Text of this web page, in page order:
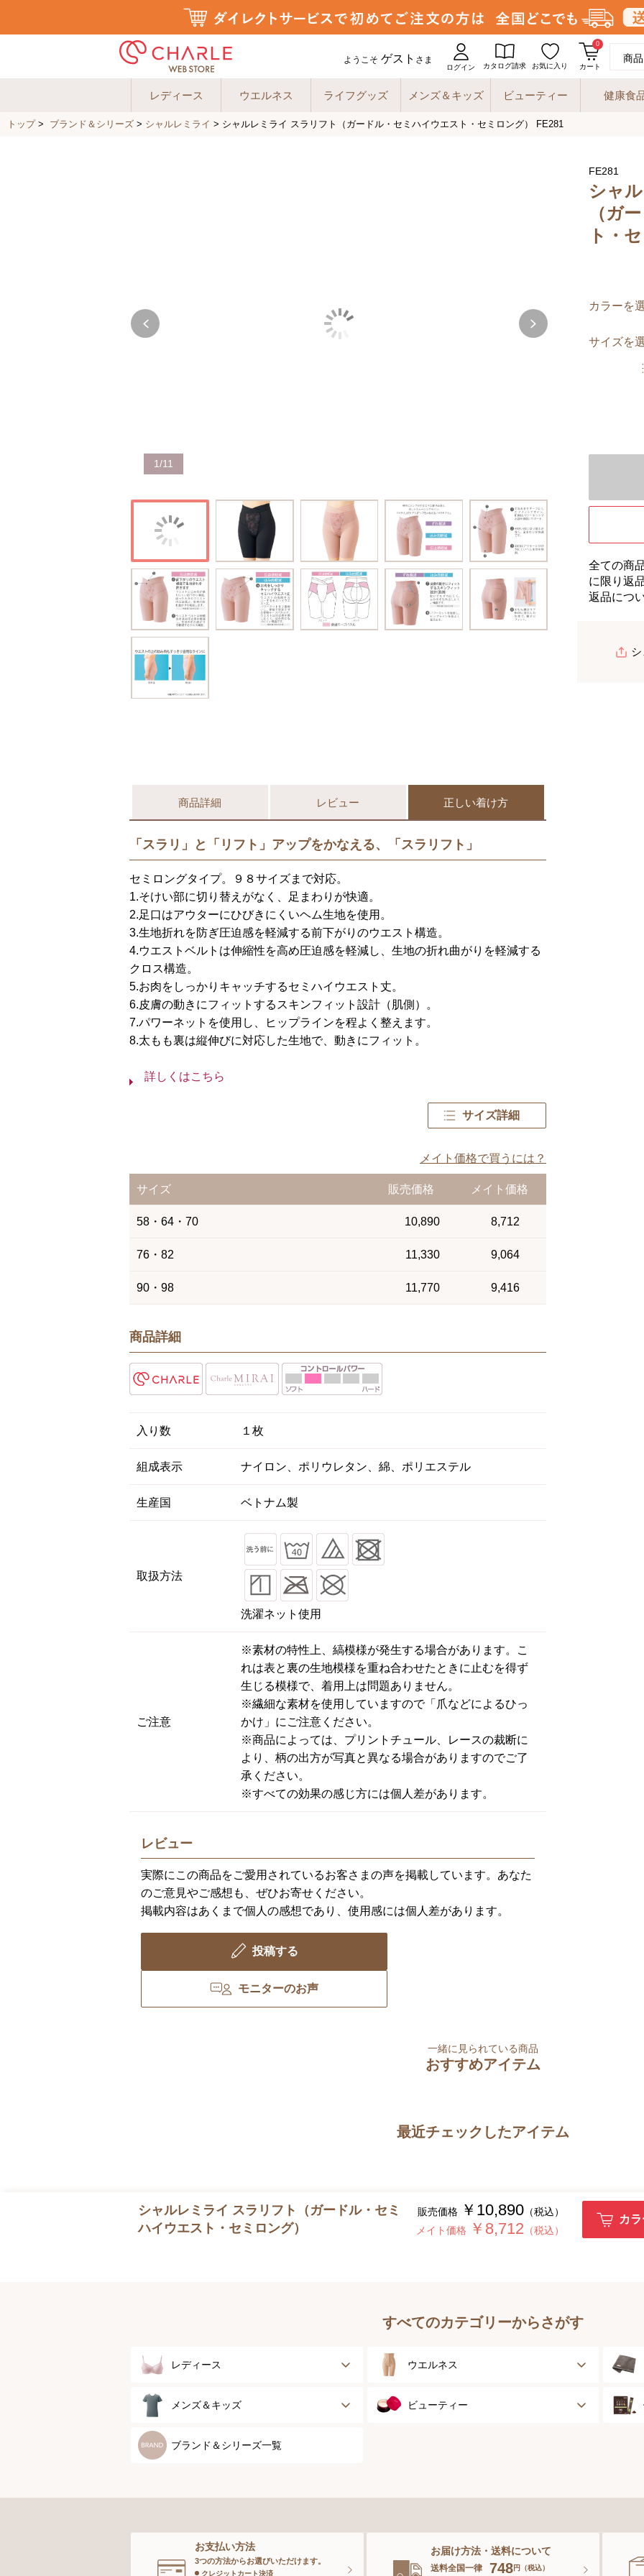
ようこそ ゲスト さま
ログイン カタログ請求 お気に入り
0
カート
商
レディース ウエルネス ライフグッズ メンズ＆キッズ ビューティー 健康食
トップ> ブランド＆シリーズ > シャルレミライ > シャルレミライ スラリフト（ガードル・セミハイウエスト・セミロング） FE281
1/11
FE281
シャ
（ガ
ト・
カラーを
サイズを
全ての商
に限り返
返品につ
商品詳細 レビュー 正しい着け方
「スラリ」と「リフト」アップをかなえる、「スラリフト」
セミロングタイプ。９８サイズまで対応。
1.そけい部に切り替えがなく、足まわりが快適。
2.足口はアウターにひびきにくいヘム生地を使用。
3.生地折れを防ぎ圧迫感を軽減する前下がりのウエスト構造。
4.ウエストベルトは伸縮性を高め圧迫感を軽減し、生地の折れ曲がりを軽減する
クロス構造。
5.お肉をしっかりキャッチするセミハイウエスト丈。
6.皮膚の動きにフィットするスキンフィット設計（肌側）。
7.パワーネットを使用し、ヒップラインを程よく整えます。
8.太もも裏は縦伸びに対応した生地で、動きにフィット。
詳しくはこちら
サイズ詳細
メイト価格で買うには？
サイズ 販売価格 メイト価格
58・64・70 10,890 8,712
76・82 11,330 9,064
90・98 11,770 9,416
商品詳細
入り数 １枚
組成表示 ナイロン、ポリウレタン、綿、ポリエステル
生産国 ベトナム製
取扱方法
洗濯ネット使用
ご注意
※素材の特性上、縞模様が発生する場合があります。こ
れは表と裏の生地模様を重ね合わせたときに止むを得ず
生じる模様で、着用上は問題ありません。
※繊細な素材を使用していますので「爪などによるひっ
かけ」にご注意ください。
※商品によっては、プリントチュール、レースの裁断に
より、柄の出方が写真と異なる場合がありますのでご了
承ください。
※すべての効果の感じ方には個人差があります。
レビュー
実際にこの商品をご愛用されているお客さまの声を掲載しています。あなた
のご意見やご感想も、ぜひお寄せください。
掲載内容はあくまで個人の感想であり、使用感には個人差があります。
投稿する
モニターのお声
一緒に見られている商品
おすすめアイテム
最近チェックしたアイテム
シャルレミライ スラリフト（ガードル・セミ
ハイウエスト・セミロング）
販売価格 ￥10,890（税込）
メイト価格
￥8,712 （税込）
カ
すべてのカテゴリーからさがす
レディース
ブラジャー
ブラジャーパッド
ランジェリー
ウエルネス
健康サポート
メンズ＆キッズ
メンズトップ
キッズ＆ベビー
ビューティー
ボディーケア
ブランド＆シリーズ一覧
お支払い方法
3つの方法からお選びいただけます。
クレジットカート決済
お届け方法・送料について
送料全国一律 748円（税込）